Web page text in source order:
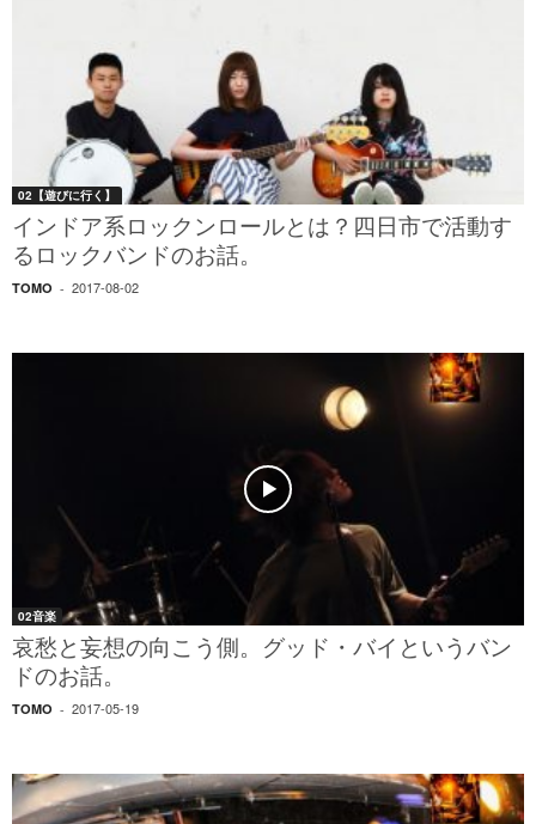
02【遊びに行く】
インドア系ロックンロールとは？四日市で活動す
るロックバンドのお話。
TOMO - 2017-08-02
02音楽
哀愁と妄想の向こう側。グッド・バイというバン
ドのお話。
TOMO - 2017-05-19